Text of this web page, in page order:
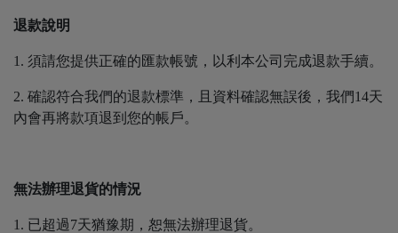
退款說明
1. 須請您提供正確的匯款帳號，以利本公司完成退款手續。
2. 確認符合我們的退款標準，且資料確認無誤後，我們14天
內會再將款項退到您的帳戶。
無法辦理退貨的情況
1. 已超過7天猶豫期，恕無法辦理退貨。